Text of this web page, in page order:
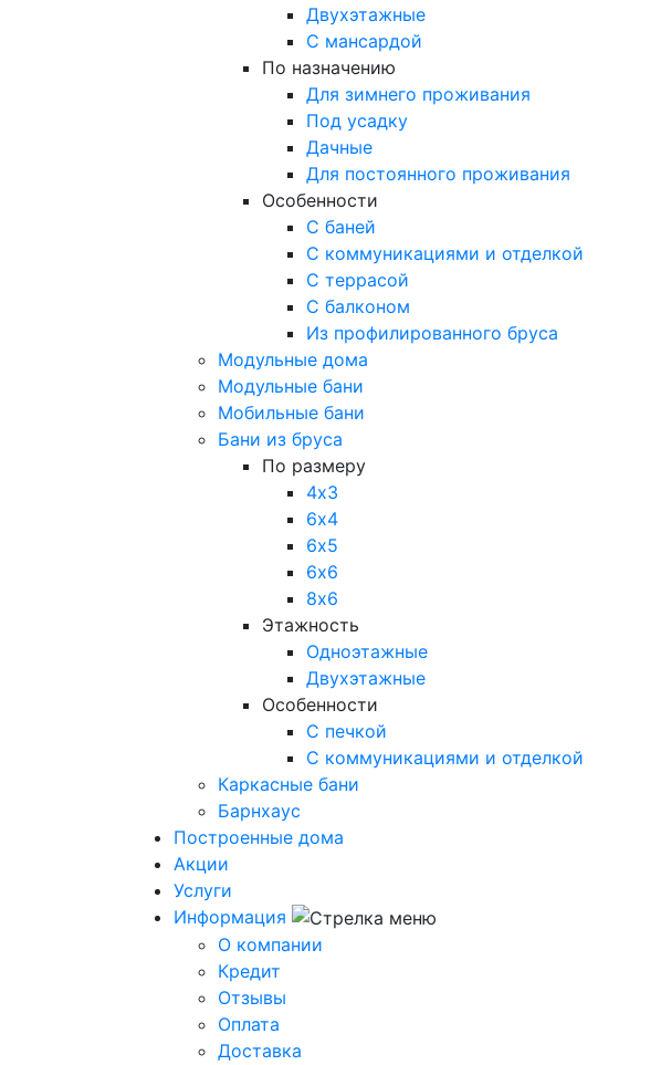
Двухэтажные
С мансардой
По назначению
Для зимнего проживания
Под усадку
Дачные
Для постоянного проживания
Особенности
С баней
С коммуникациями и отделкой
С террасой
С балконом
Из профилированного бруса
Модульные дома
Модульные бани
Мобильные бани
Бани из бруса
По размеру
4х3
6х4
6х5
6х6
8х6
Этажность
Одноэтажные
Двухэтажные
Особенности
С печкой
С коммуникациями и отделкой
Каркасные бани
Барнхаус
Построенные дома
Акции
Услуги
Информация
О компании
Кредит
Отзывы
Оплата
Доставка